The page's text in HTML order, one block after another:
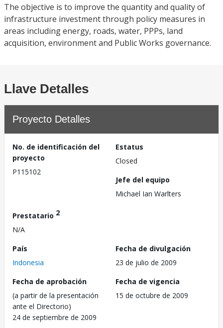
The objective is to improve the quantity and quality of
infrastructure investment through policy measures in
areas including energy, roads, water, PPPs, land
acquisition, environment and Public Works governance.
Llave Detalles
Proyecto Detalles
No. de identificación del
proyecto
P115102
Estatus
Closed
Jefe del equipo
Michael Ian Warlters
Prestatario 2
N/A
País
Indonesia
Fecha de divulgación
23 de julio de 2009
Fecha de aprobación
(a partir de la presentación
ante el Directorio)
24 de septiembre de 2009
Fecha de vigencia
15 de octubre de 2009